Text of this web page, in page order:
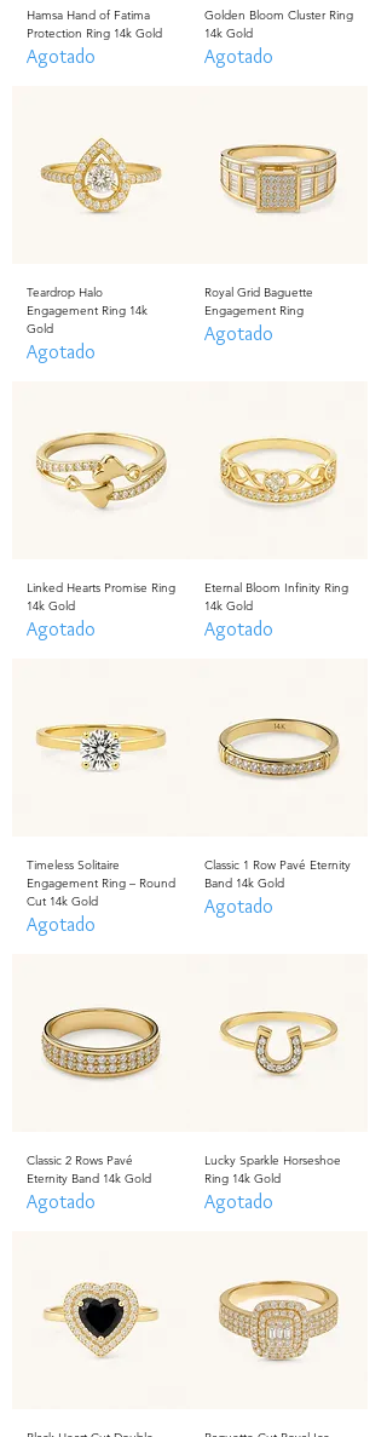
Hamsa Hand of Fatima
Protection Ring 14k Gold
Agotado
Golden Bloom Cluster Ring
14k Gold
Agotado
Teardrop Halo
Engagement Ring 14k
Gold
Agotado
Royal Grid Baguette
Engagement Ring
Agotado
Linked Hearts Promise Ring
14k Gold
Agotado
Eternal Bloom Infinity Ring
14k Gold
Agotado
Timeless Solitaire
Engagement Ring – Round
Cut 14k Gold
Agotado
Classic 1 Row Pavé Eternity
Band 14k Gold
Agotado
Classic 2 Rows Pavé
Eternity Band 14k Gold
Agotado
Lucky Sparkle Horseshoe
Ring 14k Gold
Agotado